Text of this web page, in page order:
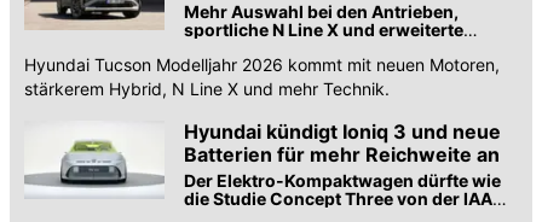
Mehr Auswahl bei den Antrieben,
sportliche N Line X und erweiterte
Hyundai Tucson Modelljahr 2026 kommt mit neuen Motoren,
stärkerem Hybrid, N Line X und mehr Technik.
Hyundai kündigt Ioniq 3 und neue
Batterien für mehr Reichweite an
Der Elektro-Kompaktwagen dürfte wie
die Studie Concept Three von der IAA